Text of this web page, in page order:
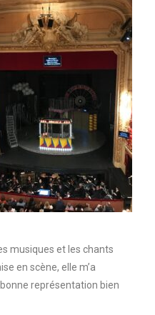
musiques et les chants
en scène, elle m’a
représentation bien